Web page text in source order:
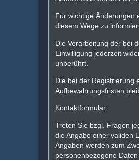
Für wichtige Änderungen
diesem Wege zu
Die Verarbeitung der bei
Einwilligung jederzeit
unberührt.
Die bei der Registrierung
Aufbewahrungsfristen
Kontaktformular
Treten Sie bzgl. Fragen
die Angabe einer validen
Angaben werden zum
personenbezogene